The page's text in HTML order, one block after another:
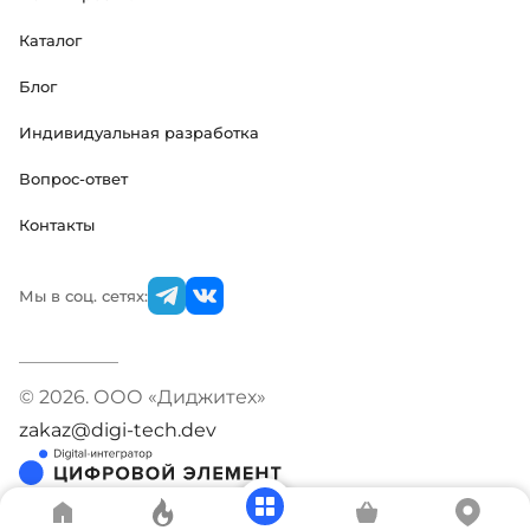
Каталог
Блог
Индивидуальная разработка
Вопрос-ответ
Контакты
Мы в соц. сетях:
© 2026. ООО «Диджитех»
zakaz@digi-tech.dev